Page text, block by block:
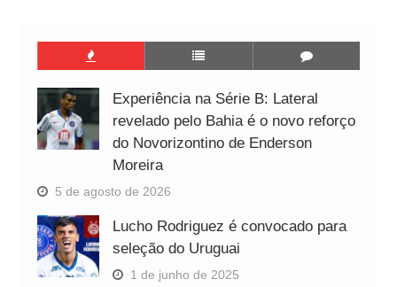
Experiência na Série B: Lateral
revelado pelo Bahia é o novo reforço
do Novorizontino de Enderson
Moreira
5 de agosto de 2026
Lucho Rodriguez é convocado para
seleção do Uruguai
1 de junho de 2025